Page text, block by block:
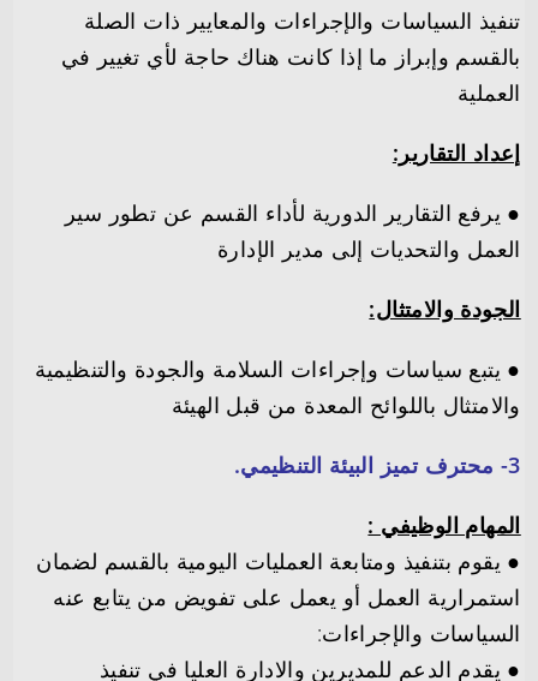
تنفيذ السياسات والإجراءات والمعايير ذات الصلة
بالقسم وإبراز ما إذا كانت هناك حاجة لأي تغيير في
العملية
إعداد التقارير:
● يرفع التقارير الدورية لأداء القسم عن تطور سير
العمل والتحديات إلى مدير الإدارة
الجودة والامتثال:
● يتبع سياسات وإجراءات السلامة والجودة والتنظيمية
والامتثال باللوائح المعدة من قبل الهيئة
المهام الوظيفي :
● يقوم بتنفيذ ومتابعة العمليات اليومية بالقسم لضمان
استمرارية العمل أو يعمل على تفويض من يتابع عنه
السياسات والإجراءات:
● يقدم الدعم للمديرين والادارة العليا في تنفيذ